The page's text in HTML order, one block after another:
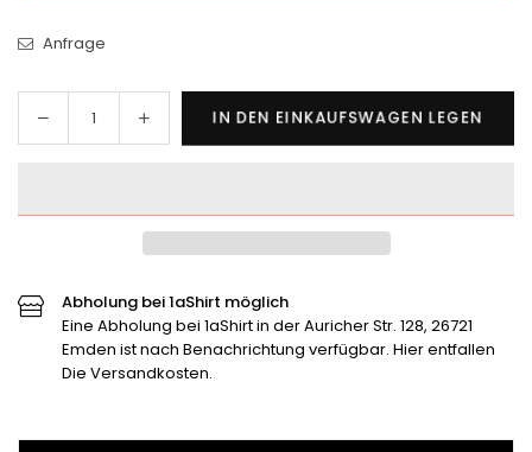
Anfrage
Menge
für
Beanie
Menge
für
Beanie
IN DEN EINKAUFSWAGEN LEGEN
Abholung bei 1aShirt möglich
Eine Abholung bei 1aShirt in der Auricher Str. 128, 26721
Emden ist nach Benachrichtung verfügbar. Hier entfallen
Die Versandkosten.